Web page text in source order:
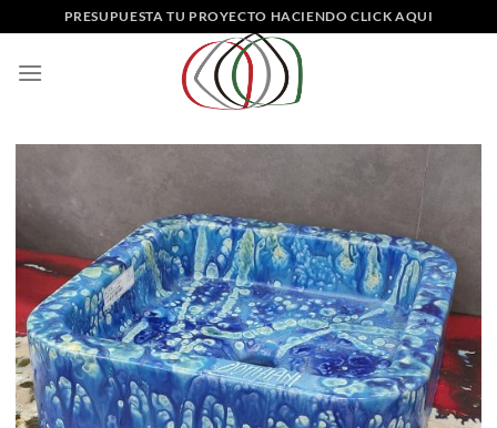
al
contenido
PRESUPUESTA TU PROYECTO HACIENDO CLICK AQUI